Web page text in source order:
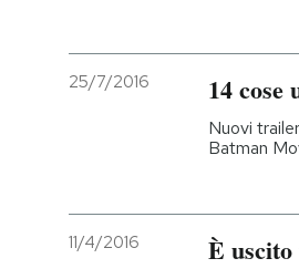
25/7/2016 14 cose
Nuovi
Batman
11/4/2016 È